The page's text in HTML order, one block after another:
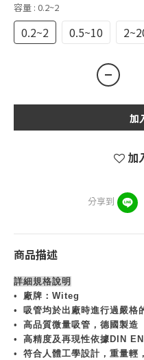
容量 : 0.2~2
0.2~2 0.5~10
加
加
分享到
商品描述
詳細規格說明
• 廠牌： Witeg
• 吸管均於出廠時進行過嚴格
• 高品質微量吸管 ， 德國製造
• 高精度及再現性依據 DIN
• 符合人體工學設計 ， 重量輕 ，